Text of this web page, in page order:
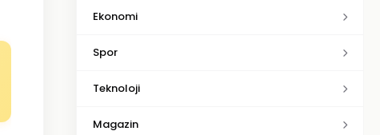
Ekonomi
Spor
Teknoloji
Magazin